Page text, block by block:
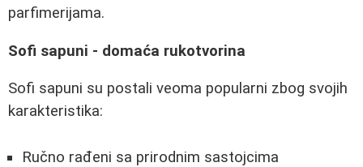
parfimerijama.
Sofi sapuni - domaća rukotvorina
Sofi sapuni su postali veoma popularni zbog svojih
karakteristika:
Ručno rađeni sa prirodnim sastojcima